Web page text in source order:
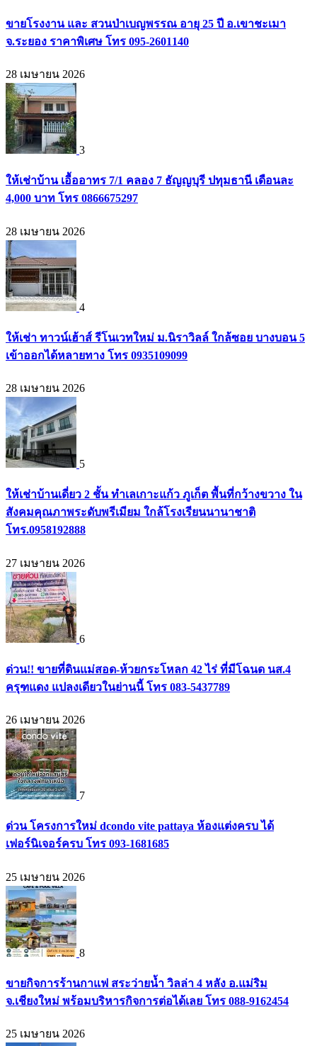
ขายโรงงาน และ สวนป่าเบญพรรณ อายุ 25 ปี อ.เขาชะเมา
จ.ระยอง ราคาพิเศษ โทร 095-2601140
28 เมษายน 2026
3
ให้เช่าบ้าน เอื้ออาทร 7/1 คลอง 7 ธัญญบุรี ปทุมธานี เดือนละ
4,000 บาท โทร 0866675297
28 เมษายน 2026
4
ให้เช่า ทาวน์เฮ้าส์ รีโนเวทใหม่ ม.นิราวิลล์ ใกล้ซอย บางบอน 5
เข้าออกได้หลายทาง โทร 0935109099
28 เมษายน 2026
5
ให้เช่าบ้านเดี่ยว 2 ชั้น ทำเลเกาะแก้ว ภูเก็ต พื้นที่กว้างขวาง ใน
สังคมคุณภาพระดับพรีเมียม ใกล้โรงเรียนนานาชาติ
โทร.0958192888
27 เมษายน 2026
6
ด่วน!! ขายที่ดินแม่สอด-ห้วยกระโหลก 42 ไร่ ที่มีโฉนด นส.4
ครุฑแดง แปลงเดียวในย่านนี้ โทร 083-5437789
26 เมษายน 2026
7
ด่วน โครงการใหม่ dcondo vite pattaya ห้องแต่งครบ ได้
เฟอร์นิเจอร์ครบ โทร 093-1681685
25 เมษายน 2026
8
ขายกิจการร้านกาแฟ สระว่ายน้ำ วิลล่า 4 หลัง อ.แม่ริม
จ.เชียงใหม่ พร้อมบริหารกิจการต่อได้เลย โทร 088-9162454
25 เมษายน 2026